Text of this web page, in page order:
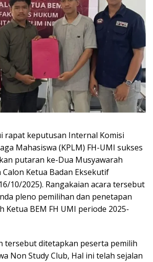
rapat keputusan Internal Komisi
Mahasiswa (KPLM) FH-UMI sukses
putaran ke-Dua Musyawarah
Calon Ketua Badan Eksekutif
10/2025). Rangakaian acara tersebut
pleno pemilihan dan penetapan
Ketua BEM FH UMI periode 2025-
tersebut ditetapkan peserta pemilih
Non Study Club, Hal ini telah sejalan